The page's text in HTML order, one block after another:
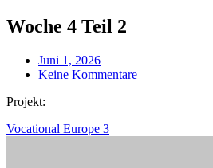
Woche 4 Teil 2
Juni 1, 2026
Keine Kommentare
Projekt:
Vocational Europe 3